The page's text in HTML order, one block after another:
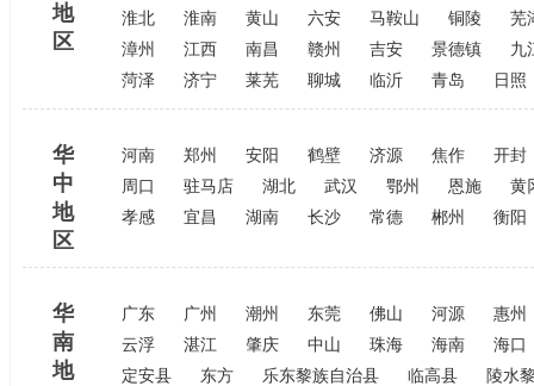
地
区
淮北
淮南 黄山 六安 马鞍山 铜陵
芜
漳州
江西 南昌 赣州 吉安 景德镇
九
菏泽
济宁 莱芜 聊城 临沂 青岛 日照
华
中
地
区
河南 郑州 安阳 鹤壁 济源 焦作
开封
周口
驻马店 湖北 武汉 鄂州 恩施
黄
孝感
宜昌 湖南 长沙 常德 郴州 衡阳
华
南
地
广东 广州 潮州 东莞 佛山 河源
惠州
云浮
湛江 肇庆 中山 珠海 海南
海口
定安县
东方 乐东黎族自治县 临高县
陵水